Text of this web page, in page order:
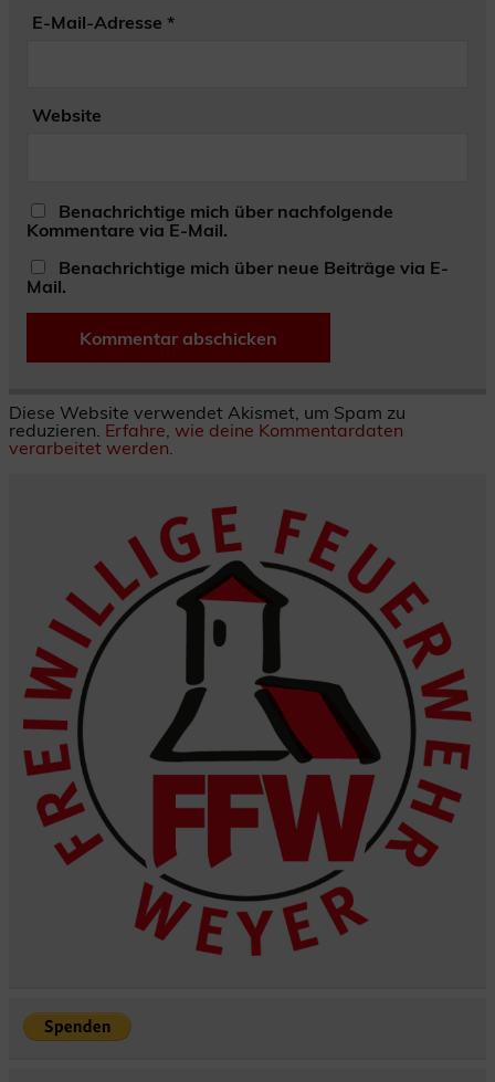
E-Mail-Adresse *
Website
Benachrichtige mich über nachfolgende
Kommentare via E-Mail.
Benachrichtige mich über neue Beiträge via E-
Mail.
Diese Website verwendet Akismet, um Spam zu
reduzieren. Erfahre, wie deine Kommentardaten
verarbeitet werden.